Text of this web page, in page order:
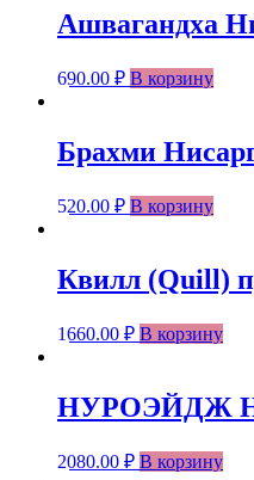
Ашвагандха
690.00 ₽ В корзину
Брахми
520.00 ₽ В корзину
Квилл (Quill)
1660.00 ₽ В корзину
НУРОЭЙДЖ
2080.00 ₽ В корзину